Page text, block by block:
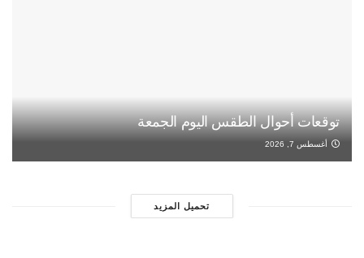
توقعات أحوال الطقس اليوم الجمعة
أغسطس 7, 2026
تحميل المزيد